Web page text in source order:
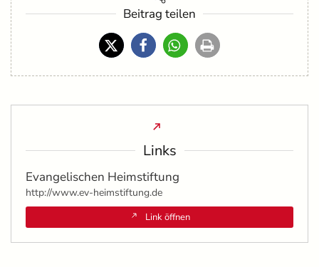
Beitrag teilen
Links
Evangelischen Heimstiftung
http://www.ev-heimstiftung.de
Link öffnen